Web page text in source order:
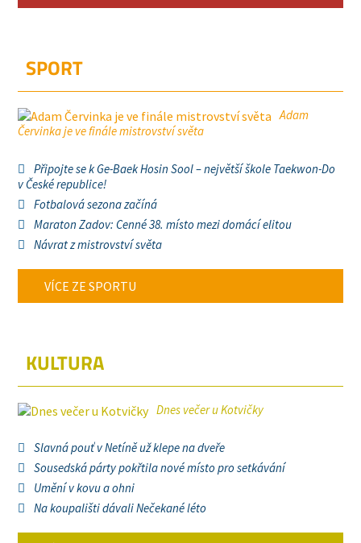
SPORT
Adam
Červinka je ve finále mistrovství světa
Připojte se k Ge-Baek Hosin Sool – největší škole Taekwon-Do
v České republice!
Fotbalová sezona začíná
Maraton Zadov: Cenné 38. místo mezi domácí elitou
Návrat z mistrovství světa
VÍCE ZE SPORTU
KULTURA
Dnes večer u Kotvičky
Slavná pouť v Netíně už klepe na dveře
Sousedská párty pokřtila nové místo pro setkávání
Umění v kovu a ohni
Na koupališti dávali Nečekané léto